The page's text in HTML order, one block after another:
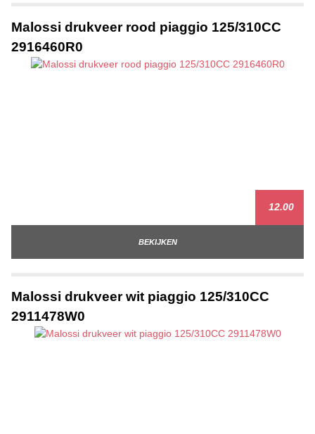
Malossi drukveer rood piaggio 125/310CC
2916460R0
12.00
BEKIJKEN
Malossi drukveer wit piaggio 125/310CC
2911478W0